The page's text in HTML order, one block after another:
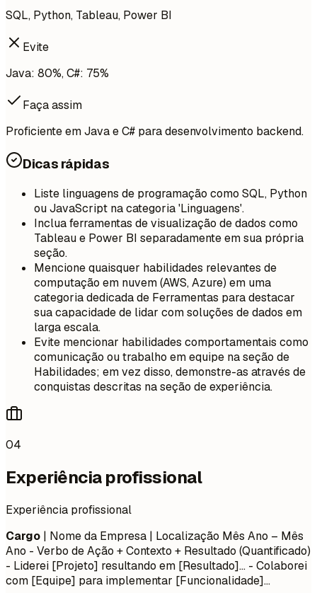
SQL, Python, Tableau, Power BI
Evite
Java: 80%, C#: 75%
Faça assim
Proficiente em Java e C# para desenvolvimento backend.
Dicas rápidas
Liste linguagens de programação como SQL, Python
ou JavaScript na categoria 'Linguagens'.
Inclua ferramentas de visualização de dados como
Tableau e Power BI separadamente em sua própria
seção.
Mencione quaisquer habilidades relevantes de
computação em nuvem (AWS, Azure) em uma
categoria dedicada de Ferramentas para destacar
sua capacidade de lidar com soluções de dados em
larga escala.
Evite mencionar habilidades comportamentais como
comunicação ou trabalho em equipe na seção de
Habilidades; em vez disso, demonstre-as através de
conquistas descritas na seção de experiência.
04
Experiência profissional
Experiência profissional
Cargo | Nome da Empresa | Localização Mês Ano – Mês
Ano - Verbo de Ação + Contexto + Resultado (Quantificado)
- Liderei [Projeto] resultando em [Resultado]... - Colaborei
com [Equipe] para implementar [Funcionalidade]...